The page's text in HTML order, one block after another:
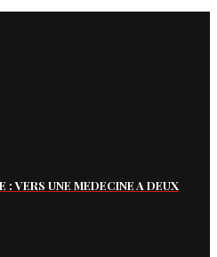
: VERS UNE MEDECINE A DEUX